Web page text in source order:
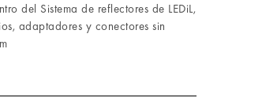
del Sistema de reflectores de LEDiL,
adaptadores y conectores sin